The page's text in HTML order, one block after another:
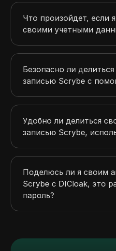
Что произойдет, если
своими учетными
Безопасно ли
записью Scrybe с
Удобно ли делиться
записью Scrybe,
Поделюсь ли я своим
Scrybe с DICloak, это
пароль?